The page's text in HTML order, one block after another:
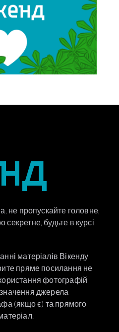
не пропускайте головне,
будьте в курсі
матеріалів Вікенду
пряме посилання не
фотографій
джерела
(якщо є) та прямого